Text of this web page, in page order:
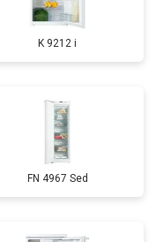
K 9212 i
FN 4967 Sed